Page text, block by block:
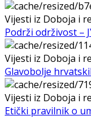
Vijesti iz Doboja i
Podrži održivost –
Vijesti iz Doboja i
Glavobolje
Vijesti iz Doboja i
Etički pravilnik o